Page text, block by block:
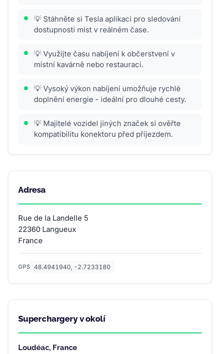
💡 Stáhněte si Tesla aplikaci pro sledování
dostupnosti míst v reálném čase.
💡 Využijte času nabíjení k občerstvení v
místní kavárně nebo restauraci.
💡 Vysoký výkon nabíjení umožňuje rychlé
doplnění energie - ideální pro dlouhé cesty.
💡 Majitelé vozidel jiných značek si ověřte
kompatibilitu konektoru před příjezdem.
Adresa
Rue de la Landelle 5
22360 Langueux
France
GPS 48.4941940, -2.7233180
Superchargery v okolí
Loudéac, France